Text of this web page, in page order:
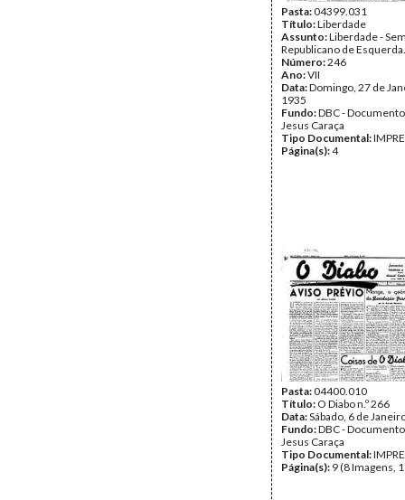
Pasta:04399.031
Título:Liberdade
Assunto:Liberdade -
Republicano de Esquerda.
Número:246
Ano:VII
Data:Domingo, 27 de
1935
Fundo:DBC -
Jesus Caraça
Tipo Documental:
Página(s):4
Pasta:04400.010
Título: O Diabo n.º 266
Data:Sábado, 6 de
Fundo:DBC -
Jesus Caraça
Tipo Documental:
Página(s): 9 (8 Imagens,